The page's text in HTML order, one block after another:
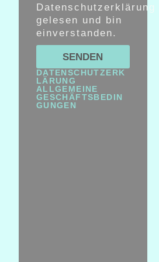
Datenschutzerklärung
gelesen und bin
einverstanden.
SENDEN
DATENSCHUTZERK
LÄRUNG
ALLGEMEINE
GESCHÄFTSBEDIN
GUNGEN